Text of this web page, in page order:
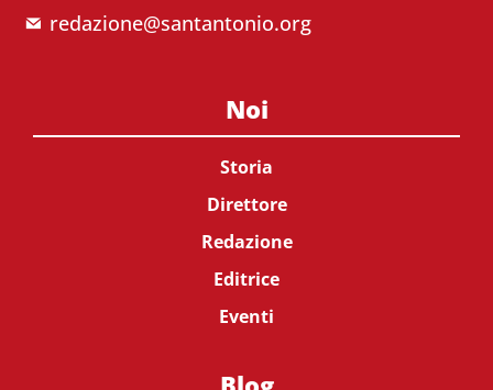
redazione@santantonio.org
Noi
Storia
Direttore
Redazione
Editrice
Eventi